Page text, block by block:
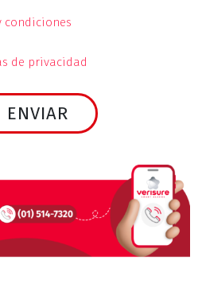
condiciones
de privacidad